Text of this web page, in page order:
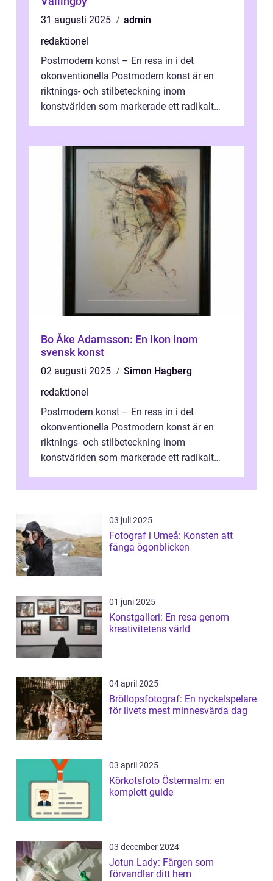
31 augusti 2025
admin
redaktionel
Postmodern konst – En resa in i det
okonventionella Postmodern konst är en
riktnings- och stilbeteckning inom
konstvärlden som markerade ett radikalt
Bo Åke Adamsson: En ikon inom
svensk konst
02 augusti 2025
Simon Hagberg
redaktionel
Postmodern konst – En resa in i det
okonventionella Postmodern konst är en
riktnings- och stilbeteckning inom
konstvärlden som markerade ett radikalt
03 juli 2025
Fotograf i Umeå: Konsten att
fånga ögonblicken
01 juni 2025
Konstgalleri: En resa genom
kreativitetens värld
04 april 2025
Bröllopsfotograf: En nyckelspelare
för livets mest minnesvärda dag
03 april 2025
Körkotsfoto Östermalm: en
komplett guide
03 december 2024
Jotun Lady: Färgen som
förvandlar ditt hem